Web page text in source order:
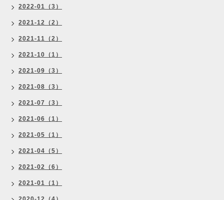
2022-01（3）
2021-12（2）
2021-11（2）
2021-10（1）
2021-09（3）
2021-08（3）
2021-07（3）
2021-06（1）
2021-05（1）
2021-04（5）
2021-02（6）
2021-01（1）